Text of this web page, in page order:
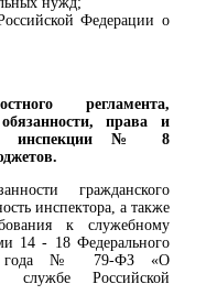
Федерации о
регламента,
права и
инспекции № 8
гражданского
инспектора, а также
к служебному
14 - 18 Федерального
года № 79-ФЗ «О
службе Российской